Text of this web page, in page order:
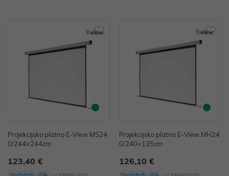
Projekcijsko platno E-View MS24
0/244×244cm
123,40 €
Projekcijsko platno E-View MH24
0/240×135cm
126,10 €